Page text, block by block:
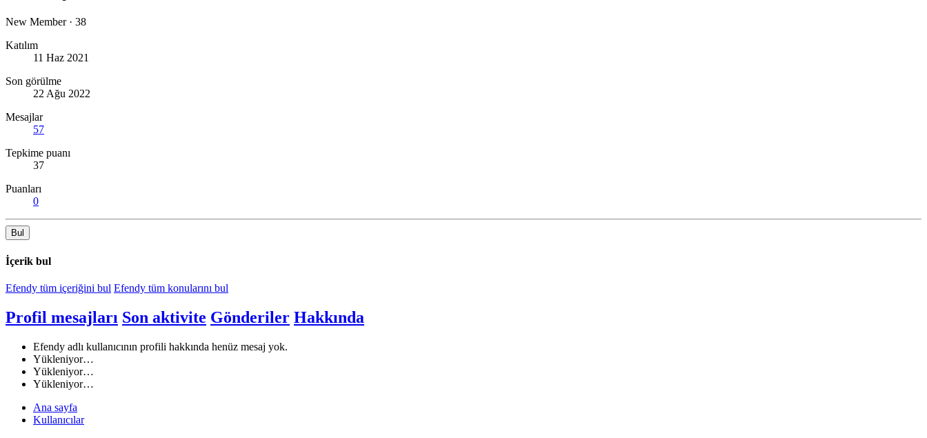
New Member · 38
Katılım
11 Haz 2021
Son görülme
22 Ağu 2022
Mesajlar
57
Tepkime puanı
37
Puanları
0
Bul
İçerik bul
Efendy tüm içeriğini bul Efendy tüm konularını bul
Profil mesajları Son aktivite Gönderiler Hakkında
Efendy adlı kullanıcının profili hakkında henüz mesaj yok.
Yükleniyor…
Yükleniyor…
Yükleniyor…
Ana sayfa
Kullanıcılar